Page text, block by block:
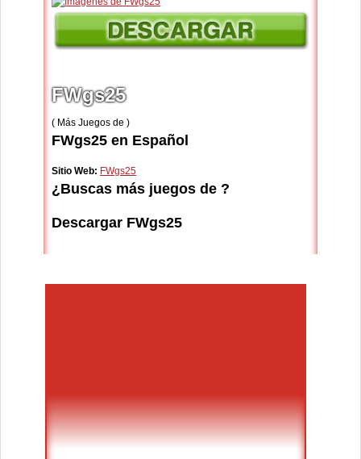
FWgs25
( Más Juegos de )
FWgs25 en Español
Sitio Web: FWgs25
¿Buscas más juegos de ?
Descargar FWgs25